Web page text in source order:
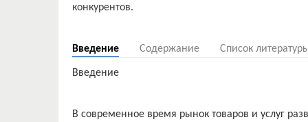
конкурентов.
Введение Содержание Список
Введение
В современное время рынок товаров и услуг